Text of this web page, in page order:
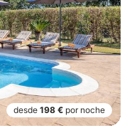
desde 198 € por noche